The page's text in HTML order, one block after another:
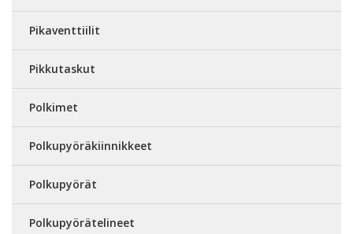
Pikaventtiilit
Pikkutaskut
Polkimet
Polkupyöräkiinnikkeet
Polkupyörät
Polkupyörätelineet